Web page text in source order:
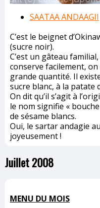
SAATAA ANDAAGII
C’est le beignet
(sucre noir).
C’est un gâteau
conserve facilement,
grande quantité. Il
sucre blanc, à la
On dit qu’il s’agit à
le nom signifie «
de sésame blancs.
Oui, le sartar andagie
joyeusement !
Juillet 2008
MENU DU MOIS